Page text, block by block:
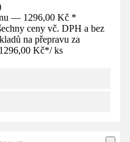
— 1296,00 Kč *
ceny vč. DPH a bez
na přepravu za
1296,00 Kč*/ ks